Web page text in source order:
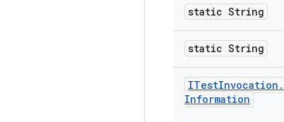
static String
static String
ITestInvocation .
Information